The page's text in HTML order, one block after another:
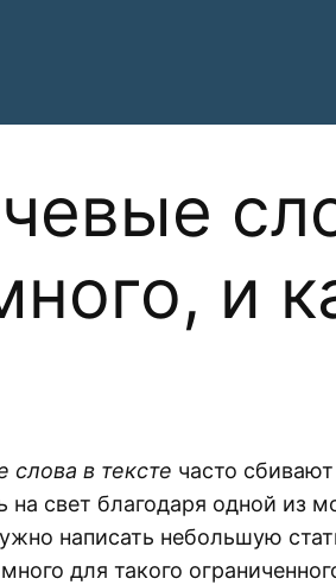
и
слова в тексте часто
на свет благодаря одной из
написать небольшую
для такого